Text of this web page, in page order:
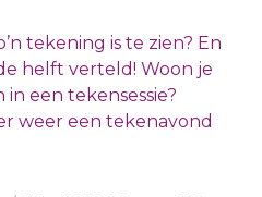
tekening is te zien? En
helft verteld! Woon je
een tekensessie?
weer een tekenavond